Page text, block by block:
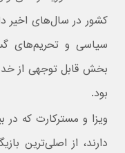
کشور در سال‌های اخیر
بخش قابل توجهی از
بود.
دارند، از اصلی‌ترین